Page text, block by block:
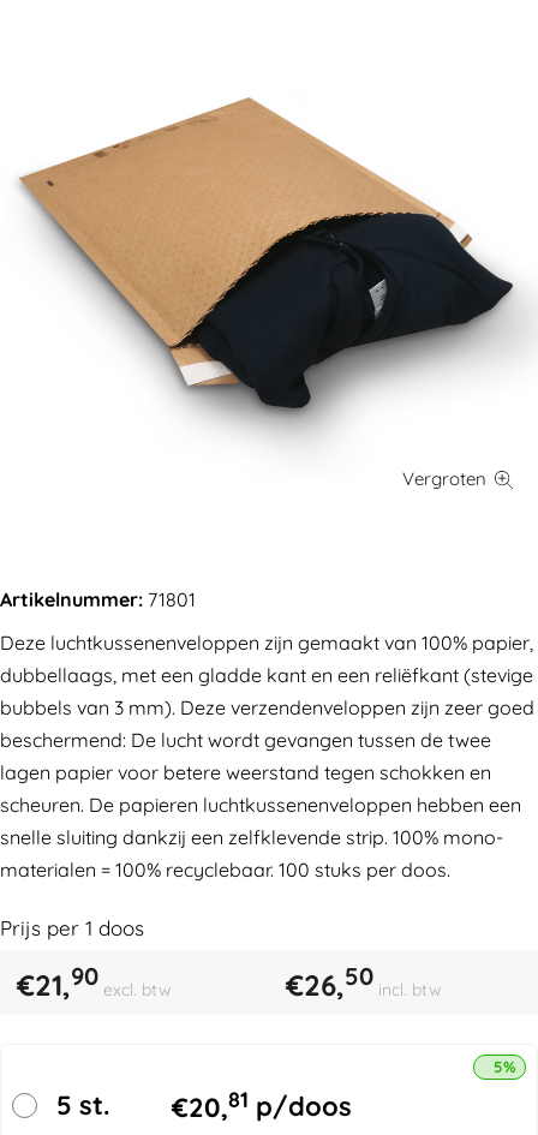
Artikelnummer: 71801
Deze luchtkussenenveloppen zijn gemaakt van 100% papier,
dubbellaags, met een gladde kant en een reliëfkant (stevige
bubbels van 3 mm). Deze verzendenveloppen zijn zeer goed
beschermend: De lucht wordt gevangen tussen de twee
lagen papier voor betere weerstand tegen schokken en
scheuren. De papieren luchtkussenenveloppen hebben een
snelle sluiting dankzij een zelfklevende strip. 100% mono-
materialen = 100% recyclebaar. 100 stuks per doos.
Prijs per 1 doos
€21,90 excl. btw €26,50 incl. btw
5 st. €20,81 p/doos
5%